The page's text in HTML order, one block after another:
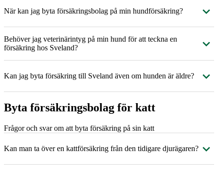
När kan jag byta försäkringsbolag på min hundförsäkring?
Behöver jag veterinärintyg på min hund för att teckna en
försäkring hos Sveland?
Kan jag byta försäkring till Sveland även om hunden är äldre?
Byta försäkringsbolag för katt
Frågor och svar om att byta försäkring på sin katt
Kan man ta över en kattförsäkring från den tidigare djurägaren?